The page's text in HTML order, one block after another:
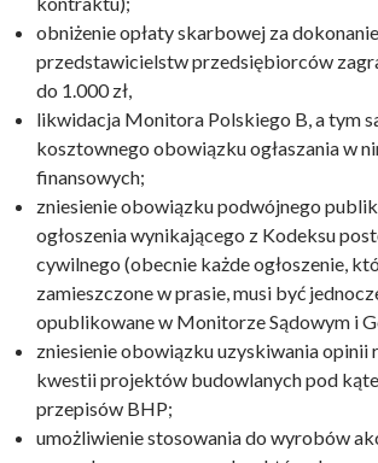
obniżenie opłaty skarbowej za
przedstawicielstw przedsiębiorców
do 1.000 zł,
likwidacja Monitora Polskiego B, a tym
kosztownego obowiązku ogłaszania w
finansowych;
zniesienie obowiązku podwójnego
ogłoszenia wynikającego z Kodeksu
cywilnego (obecnie każde ogłoszenie,
zamieszczone w prasie, musi być
opublikowane w Monitorze Sądowym i
zniesienie obowiązku uzyskiwania opinii
kwestii projektów budowlanych pod
przepisów BHP;
umożliwienie stosowania do wyrobów